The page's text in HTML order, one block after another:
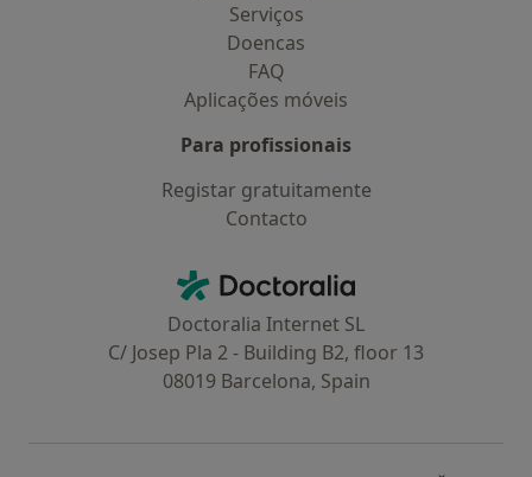
Serviços
Doencas
FAQ
Aplicações móveis
Para profissionais
Registar gratuitamente
Contacto
Doctoralia - Homepage
Doctoralia Internet SL
C/ Josep Pla 2 - Building B2, floor 13
08019 Barcelona, Spain